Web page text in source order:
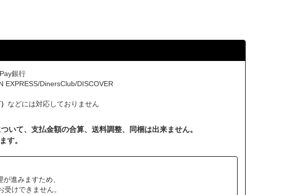
銀行
EXPRESS/DinersClub/DISCOVER
などには対応しておりません
いて、支払金額の合算、送料調整、同梱は出来ません。
す。
進みますため、
けできません。